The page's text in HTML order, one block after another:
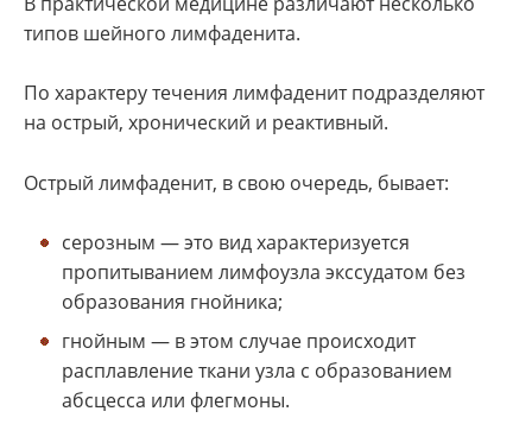
типов шейного лимфаденита.
По характеру течения лимфаденит подразделяют
на острый, хронический и реактивный.
Острый лимфаденит, в свою очередь, бывает:
серозным — это вид характеризуется
пропитыванием лимфоузла экссудатом без
образования гнойника;
гнойным — в этом случае происходит
расплавление ткани узла с образованием
абсцесса или флегмоны.